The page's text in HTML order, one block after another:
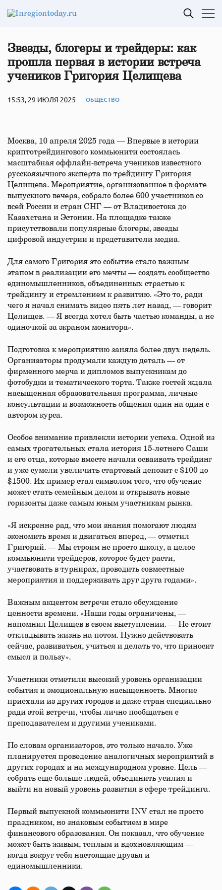
Звезды, блогеры и трейдеры: как
прошла первая в истории встреча
учеников Григория Целищева
15:53, 29 ИЮЛЯ 2025 ОБЩЕСТВО
Москва, 10 апреля 2025 года — Впервые в истории
криптотрейдингового коммьюнити состоялась
масштабная оффлайн-встреча учеников известного
русскоязычного эксперта по трейдингу Григория
Целищева. Мероприятие, организованное в формате
выпускного вечера, собрало более 600 участников со
всей России и стран СНГ — от Владивостока до
Казахстана и Эстонии. На площадке также
присутствовали популярные блогеры, звезды
цифровой индустрии и представители медиа.
Для самого Григория это событие стало важным
этапом в реализации его мечты — создать сообщество
единомышленников, объединенных страстью к
трейдингу и стремлением к развитию. «Это то, ради
чего я начал снимать видео пять лет назад, — говорит
Целищев. — Я всегда хотел быть частью команды, а не
одиночкой за экраном монитора».
Подготовка к мероприятию заняла более двух недель.
Организаторы продумали каждую деталь — от
фирменного мерча и дипломов выпускникам до
фотобудки и тематического торта. Также гостей ждала
насыщенная образовательная программа, личные
консультации и возможность общения один на один с
автором курса.
Особое внимание привлекли истории успеха. Одной из
самых трогательных стала история 15-летнего Саши
и его отца, которые вместе начали осваивать трейдинг
и уже сумели увеличить стартовый депозит с $100 до
$1500. Их пример стал символом того, что обучение
может стать семейным делом и открывать новые
горизонты даже самым юным участникам рынка.
«Я искренне рад, что мои знания помогают людям
экономить время и двигаться вперед, — отметил
Григорий. — Мы строим не просто школу, а целое
коммьюнити трейдеров, которое будет расти,
участвовать в турнирах, проводить совместные
мероприятия и поддерживать друг друга годами».
Важным акцентом встречи стало обсуждение
ценности времени. «Наши годы ограничены, —
напомнил Целищев в своем выступлении. — Не стоит
откладывать жизнь на потом. Нужно действовать
сейчас, развиваться, учиться и делать то, что приносит
смысл и пользу».
Участники отметили высокий уровень организации
события и эмоциональную насыщенность. Многие
приехали из других городов и даже стран специально
ради этой встречи, чтобы лично пообщаться с
преподавателем и другими учениками.
По словам организаторов, это только начало. Уже
планируется проведение аналогичных мероприятий в
других городах и на международном уровне. Цель —
собрать еще больше людей, объединить усилия и
выйти на новый уровень развития в сфере трейдинга.
Первый выпускной коммьюнити INV стал не просто
праздником, но знаковым событием в мире
финансового образования. Он показал, что обучение
может быть живым, теплым и вдохновляющим —
когда вокруг тебя настоящие друзья и
единомышленники.